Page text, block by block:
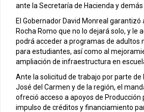
ante la Secretaría de Hacienda y
El Gobernador David Monreal garantizó
Rocha Romo que no lo dejará solo, y le
podrá acceder a programas de adultos
para estudiantes, así como al
ampliación de infraestructura en
Ante la solicitud de trabajo por parte de
José del Carmen y de la región, el
ofreció acceso a apoyos de Producción
impulso de créditos y financiamiento